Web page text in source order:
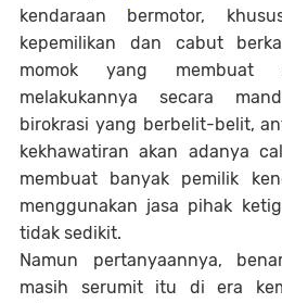
kendaraan bermotor,
kepemilikan dan cabut
momok yang membuat
melakukannya secara
birokrasi yang berbelit-belit,
kekhawatiran akan adanya
membuat banyak pemilik
menggunakan jasa pihak
tidak sedikit.
Namun pertanyaannya,
masih serumit itu di era